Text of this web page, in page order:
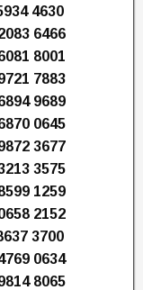
4630
6466
8001
7883
9689
0645
3677
3575
1259
2152
3700
0634
8065